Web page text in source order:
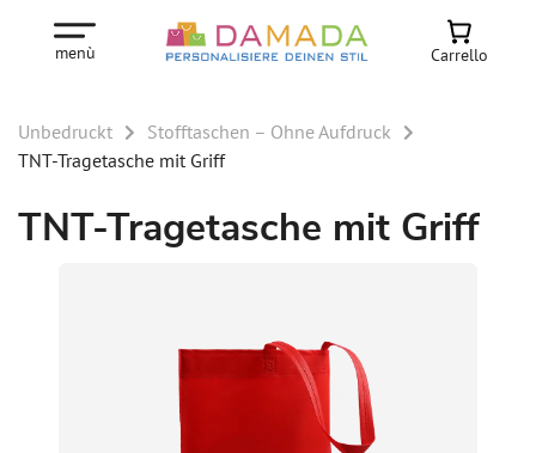
menù Carrello
Unbedruckt
Stofftaschen – Ohne Aufdruck
TNT-Tragetasche mit Griff
TNT-Tragetasche mit Griff